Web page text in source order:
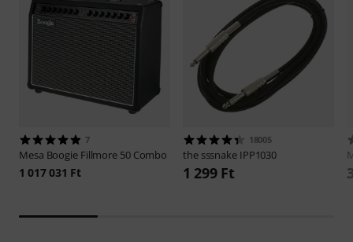
7
Mesa Boogie Fillmore 50 Combo
1 017 031 Ft
18005
the sssnake IPP1030
1 299 Ft